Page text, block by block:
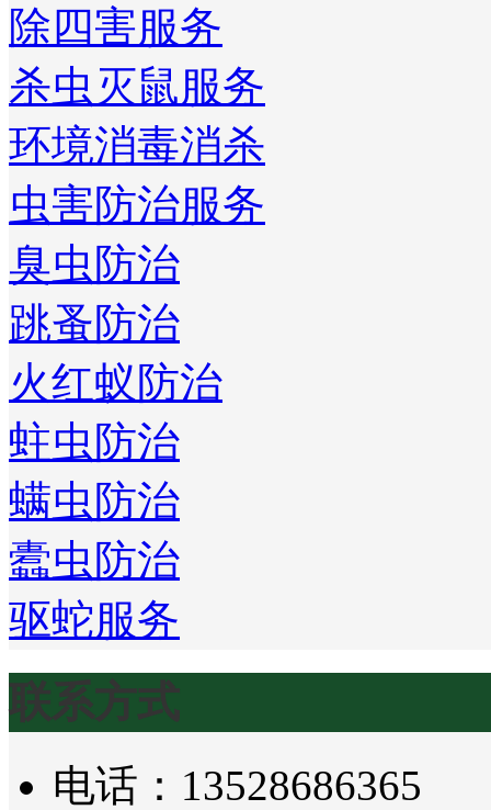
除四害服务
杀虫灭鼠服务
环境消毒消杀
虫害防治服务
臭虫防治
跳蚤防治
火红蚁防治
蛀虫防治
螨虫防治
蠹虫防治
驱蛇服务
联系方式
电话：13528686365